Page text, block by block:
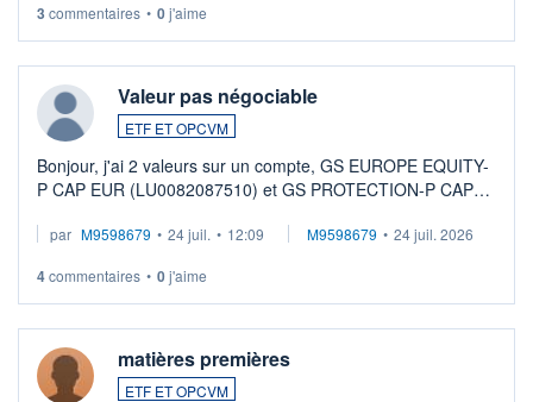
3 commentaires • 0j'aime
Valeur pas négociable
ETF ET OPCVM
Bonjour, j'ai 2 valeurs sur un compte, GS EUROPE EQUITY-
P CAP EUR (LU0082087510) et GS PROTECTION-P CAP
veux procéder à la vente, on me signale ...
par M9598679 • 24 juil. • 12:09 M9598679 • 24 juil. 2026
4commentaires • 0j'aime
matières premières
ETF ET OPCVM